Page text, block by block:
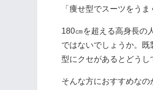
「痩せ型でスーツをうま
180㎝を超える高身長の
ではないでしょうか。
型にクセがあるとどうし
そんな方におすすめな